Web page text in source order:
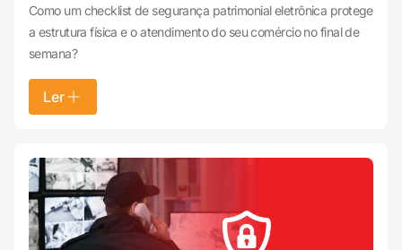
Como um checklist de segurança patrimonial eletrônica protege
a estrutura física e o atendimento do seu comércio no final de
semana?
Ler